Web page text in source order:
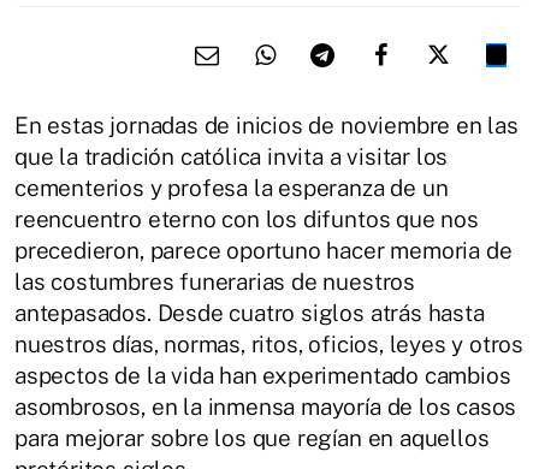
En estas jornadas de inicios de noviembre en las
que la tradición católica invita a visitar los
cementerios y profesa la esperanza de un
reencuentro eterno con los difuntos que nos
precedieron, parece oportuno hacer memoria de
las costumbres funerarias de nuestros
antepasados. Desde cuatro siglos atrás hasta
nuestros días, normas, ritos, oficios, leyes y otros
aspectos de la vida han experimentado cambios
asombrosos, en la inmensa mayoría de los casos
para mejorar sobre los que regían en aquellos